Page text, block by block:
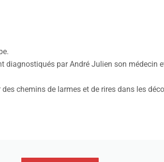
diagnostiqués par André Julien son médecin
chemins de larmes et de rires dans les